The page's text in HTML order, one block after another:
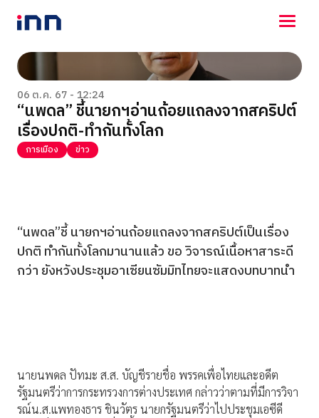
NEWS
ENTERTAINMENT
LIFESTYLE
HOROSCOPE
LOTTERY
VIDEO
06 ต.ค. 67 - 12:24
“นพดล” ชี้นายกฯอ่านถ้อยแถลงจากสคริปต์
เรื่องปกติ-ทำกันทั้งโลก
การเมือง ข่าว
“นพดล”ชี้ นายกฯอ่านถ้อยแถลงจากสคริปต์เป็นเรื่อง
ปกติ ทำกันทั้งโลกมานานแล้ว ขอ วิจารณ์เนื้อหาสาระดี
กว่า ยังหวังประชุมอาเซียนซัมมิทไทยจะแสดงบทบาทนำ
นายนพดล ปัทมะ ส.ส. บัญชีรายชื่อ พรรคเพื่อไทยและอดีต
รัฐมนตรีว่าการกระทรวงการต่างประเทศ กล่าวว่าตามที่มีการวิจา
รณ์น.ส.แพทองธาร ชินวัตร นายกรัฐมนตรีว่าไปประชุมเอซีดี